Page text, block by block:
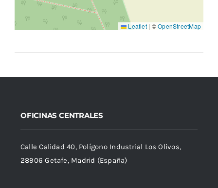
Leaflet | ©OpenStreetMap
OFICINAS CENTRALES
Calle Calidad 40, Polígono Industrial Los Olivos,
28906 Getafe, Madrid (España)